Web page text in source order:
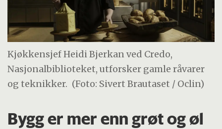
Kjøkkensjef Heidi Bjerkan ved Credo,
Nasjonalbiblioteket, utforsker gamle råvarer
og teknikker. (Foto: Sivert Brautaset / Oclin)
Bygg er mer enn grøt og øl